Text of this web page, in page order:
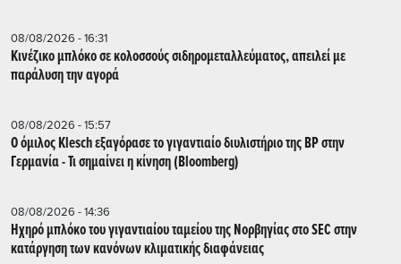
08/08/2026 - 16:31
Κινέζικο μπλόκο σε κολοσσούς σιδηρομεταλλεύματος, απειλεί με
παράλυση την αγορά
08/08/2026 - 15:57
Ο όμιλος Klesch εξαγόρασε το γιγαντιαίο διυλιστήριο της BP στην
Γερμανία - Τι σημαίνει η κίνηση (Βloomberg)
08/08/2026 - 14:36
Ηχηρό μπλόκο του γιγαντιαίου ταμείου της Νορβηγίας στο SEC στην
κατάργηση των κανόνων κλιματικής διαφάνειας